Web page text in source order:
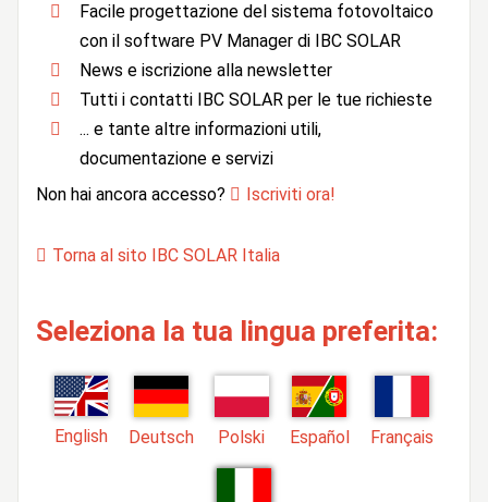
Facile progettazione del sistema fotovoltaico
con il software PV Manager di IBC SOLAR
News e iscrizione alla newsletter
Tutti i contatti IBC SOLAR per le tue richieste
... e tante altre informazioni utili,
documentazione e servizi
Non hai ancora accesso?
Iscriviti ora!
Torna al sito IBC SOLAR Italia
Seleziona la tua lingua preferita:
English Deutsch Polski Español Français